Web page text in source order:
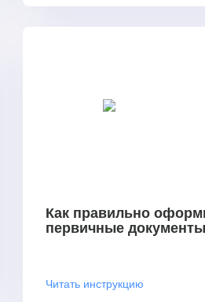
Как правильно
первичные документы
Читать инструкцию